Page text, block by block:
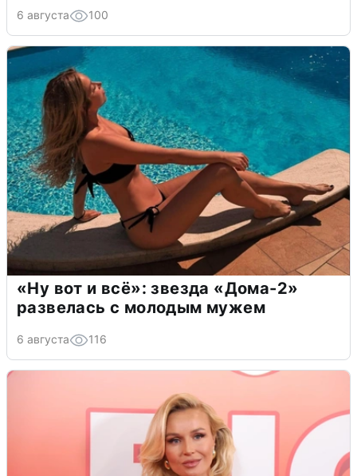
6 августа 100
«Ну вот и всё»: звезда «Дома-2»
развелась с молодым мужем
6 августа 116